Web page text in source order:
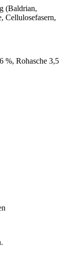
(Baldrian,
Cellulosefasern,
%, Rohasche 3,5